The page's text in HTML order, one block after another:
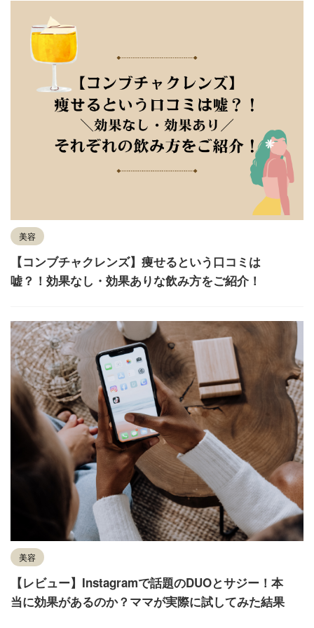
美容
【コンブチャクレンズ】痩せるという口コミは
嘘？！効果なし・効果ありな飲み方をご紹介！
美容
【レビュー】Instagramで話題のDUOとサジー！本
当に効果があるのか？ママが実際に試してみた結果